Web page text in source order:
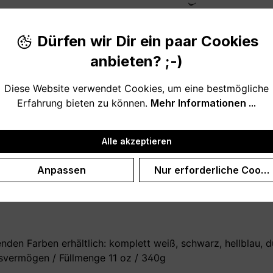
mit einem kleinen Geschenk bedanken? Diese (auf
aus einem anderen besonderen
noch eine Schwägerin? Gar kein Problem, wir bieten
Farben erhältlich: komplett weiß, schwarz, hellblau,
/ Füllmenge 11 oz / 340g
Dürfen wir Dir ein paar Cookies
anbieten? ;-)
Diese Website verwendet Cookies, um eine bestmögliche
Erfahrung bieten zu können. Mehr Informationen ...
Alle akzeptieren
Anpassen Nur erforderliche